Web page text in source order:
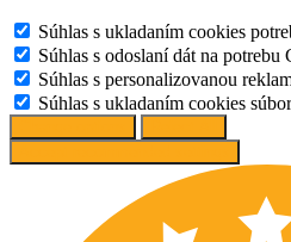
Súhlas s ukladaním cookies
Súhlas s odoslaní dát na potrebu
Súhlas s personalizovanou
Súhlas s ukladaním cookies